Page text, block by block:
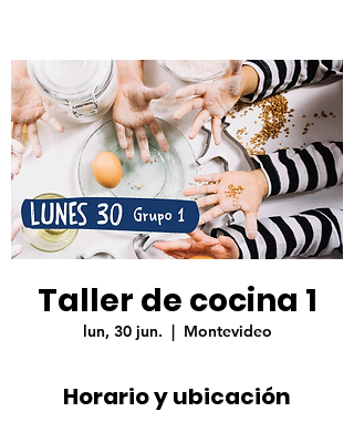
Taller de cocina 1
lun, 30 jun.
  |
Montevideo
Horario y ubicación